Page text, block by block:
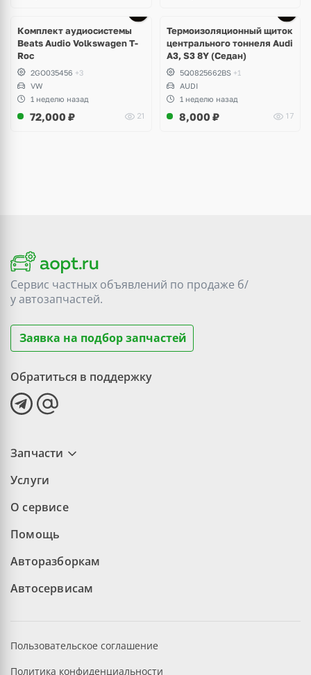
Комплект аудиосистемы
Beats Audio Volkswagen T-
Roc
2GO035456 +3
VW
1 неделю назад
72,000 ₽ 21
Термоизоляционный щиток
центрального тоннеля Audi
A3, S3 8Y (Седан)
5Q0825662BS +1
AUDI
1 неделю назад
8,000 ₽ 17
Сервис частных объявлений по продаже б/
уавтозапчастей.
Заявка на подбор запчастей
Обратиться в поддержку
Запчасти
Услуги
О сервисе
Помощь
Авторазборкам
Автосервисам
Пользовательское соглашение
Политика конфиденциальности